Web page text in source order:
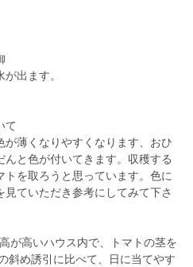
で水が出ます。
て
薄くなりやすくなります、おひ
んと色が付いてきます。収穫する
を取ろうと思っています。色に
ていただき参考にしてみて下さ
が高いハウス内で、トマトの茎を
斜め誘引に比べて、日に当てやす